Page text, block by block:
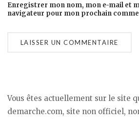
Enregistrer mon nom, mon e-mail et
navigateur pour mon prochain
Vous êtes actuellement sur le site
demarche.com, site non officiel,